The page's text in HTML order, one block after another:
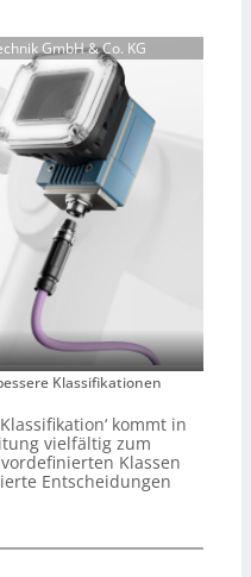
GmbH & Co. KG
Klassifikationen
kommt in
vielfältig zum
Klassen
Entscheidungen